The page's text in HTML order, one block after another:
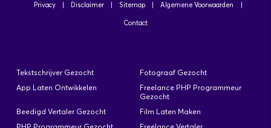
Privacy Disclaimer Sitemap Algemene Voorwaarden
Contact
Tekstschrijver Gezocht
Fotograaf Gezocht
App Laten Ontwikkelen
Freelance PHP Programmeur
Gezocht
Beedigd Vertaler Gezocht
Film Laten Maken